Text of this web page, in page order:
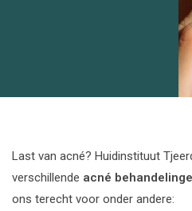
Last van acné? Huidinstituut
verschillende acné
ons terecht voor onder andere: